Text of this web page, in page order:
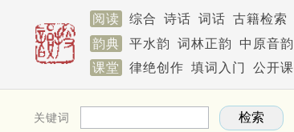
阅读 综合 诗话 词话 古籍检索
韵典
平水韵 词林正韵 中原音韵
课堂
律绝创作 填词入门 公开课
关键词